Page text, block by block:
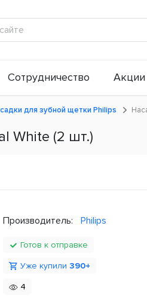
Сотрудничество Акции
для зубной щетки Philips
White (2 шт.)
Производитель: Philips
Готов к отправке
Уже купили 390+
4